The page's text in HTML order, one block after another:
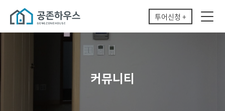
투어신청 +
커뮤니티